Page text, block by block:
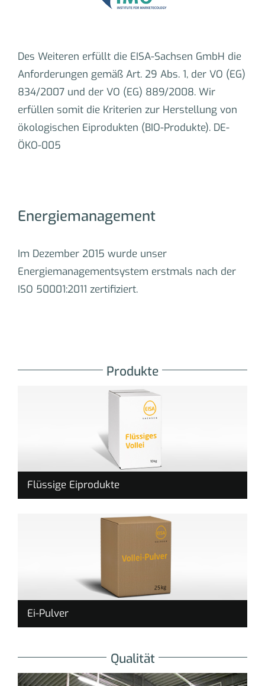
Des Weiteren erfüllt die EISA-Sachsen GmbH die
Anforderungen gemäß Art. 29 Abs. 1, der VO (EG)
834/2007 und der VO (EG) 889/2008. Wir
erfüllen somit die Kriterien zur Herstellung von
ökologischen Eiprodukten (BIO-Produkte). DE-
ÖKO-005
Energiemanagement
Im Dezember 2015 wurde unser
Energiemanagementsystem erstmals nach der
ISO 50001:2011 zertifiziert.
Produkte
Flüssige Eiprodukte
Ei-Pulver
Qualität